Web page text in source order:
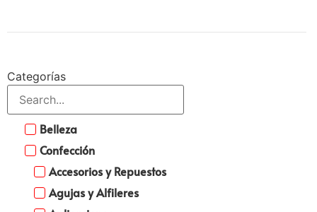
Categorías
Belleza
Confección
Accesorios y Repuestos
Agujas y Alfileres